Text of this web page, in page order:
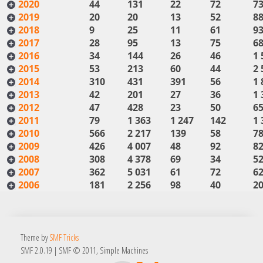
2020 44 131 22 72
2019
20 20 13 52
2018
9 25 11 61
2017
28 95 13 75
2016
34 144 26 46
1
2015
53 213 60 44
2
2014
310 431 391 56
1
2013
42 201 27 36
1
2012
47 428 23 50
2011
79 1 363 1 247 142
1
2010
566 2 217 139 58
2009
426 4 007 48 92
2008
308 4 378 69 34
2007
362 5 031 61 72
2006
181 2 256 98 40
Theme bySMF Tricks
SMF 2.0.19 | SMF © 2011, Simple Machines